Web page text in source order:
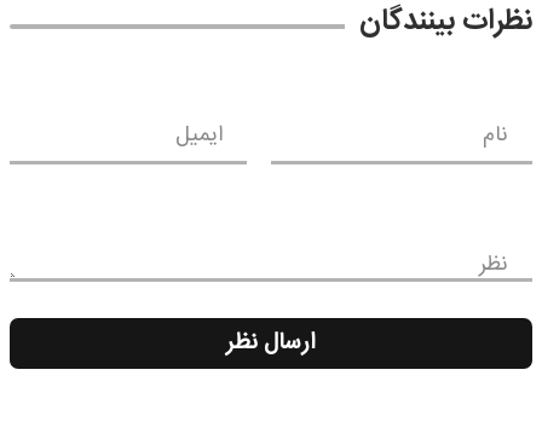
نظرات بینندگان
نام ایمیل
نظر
ارسال نظر